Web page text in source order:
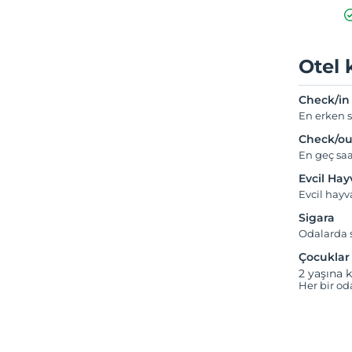
Otel
Check/in
En erken
Check/
En geç
Evcil
Evcil
Sigara
Odalarda
Çocuklar
2 yaşına
Her bir